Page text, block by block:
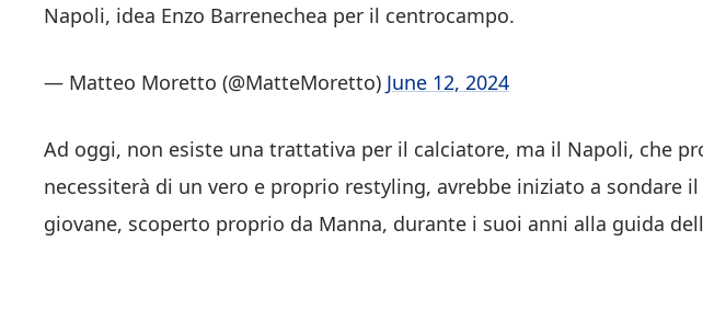
Napoli, idea Enzo Barrenechea per il centrocampo.
— Matteo Moretto (@MatteMoretto) June 12, 2024
Ad oggi, non esiste una trattativa per il calciatore, ma il Napoli, che
necessiterà di un vero e proprio restyling, avrebbe iniziato a sondare
giovane, scoperto proprio da Manna, durante i suoi anni alla guida